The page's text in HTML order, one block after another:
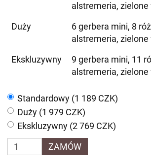
alstremeria, zielone
Duży
6 gerbera mini, 8
alstremeria, zielone
Ekskluzywny
9 gerbera mini, 11
alstremeria, zielone
Standardowy (1 189 CZK)
Duży (1 979 CZK)
Ekskluzywny (2 769 CZK)
ZAMÓW